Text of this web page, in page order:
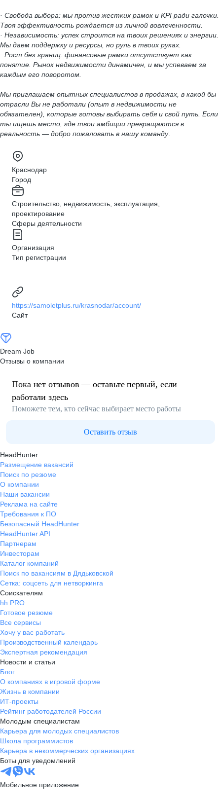
· Свобода выбора: мы против жестких рамок и KPI ради галочки.
Твоя эффективность рождается из личной вовлеченности.
· Независимость: успех строится на твоих решениях и энергии.
Мы даем поддержку и ресурсы, но руль в твоих руках.
· Рост без границ: финансовые рамки отсутствует как
понятие. Рынок недвижимости динамичен, и мы успеваем за
каждым его поворотом.
Мы приглашаем опытных специалистов в продажах, в какой бы
отрасли Вы не работали (опыт в недвижимости не
обязателен), которые готовы выбирать себя и свой путь. Если
ты ищешь место, где твои амбиции превращаются в
реальность — добро пожаловать в нашу команду.
Краснодар
Город
Строительство, недвижимость, эксплуатация,
проектирование
Сферы деятельности
Организация
Тип регистрации
https://samoletplus.ru/krasnodar/account/
Сайт
Dream Job
Отзывы о компании
Пока нет отзывов — оставьте первый, если
работали здесь
Поможете тем, кто сейчас выбирает место работы
Оставить отзыв
HeadHunter
Размещение вакансий
Поиск по резюме
О компании
Наши вакансии
Реклама на сайте
Требования к ПО
Безопасный HeadHunter
HeadHunter API
Партнерам
Инвесторам
Каталог компаний
Поиск по вакансиям в Дядьковской
Сетка: соцсеть для нетворкинга
Соискателям
hh PRO
Готовое резюме
Все сервисы
Хочу у вас работать
Производственный календарь
Экспертная рекомендация
Новости и статьи
Блог
О компаниях в игровой форме
Жизнь в компании
ИТ-проекты
Рейтинг работодателей России
Молодым специалистам
Карьера для молодых специалистов
Школа программистов
Карьера в некоммерческих организациях
Боты для уведомлений
Мобильное приложение